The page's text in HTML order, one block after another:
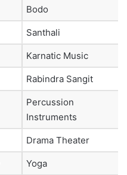
Bodo
Santhali
Karnatic Music
Rabindra Sangit
Percussion
Instruments
Drama Theater
Yoga